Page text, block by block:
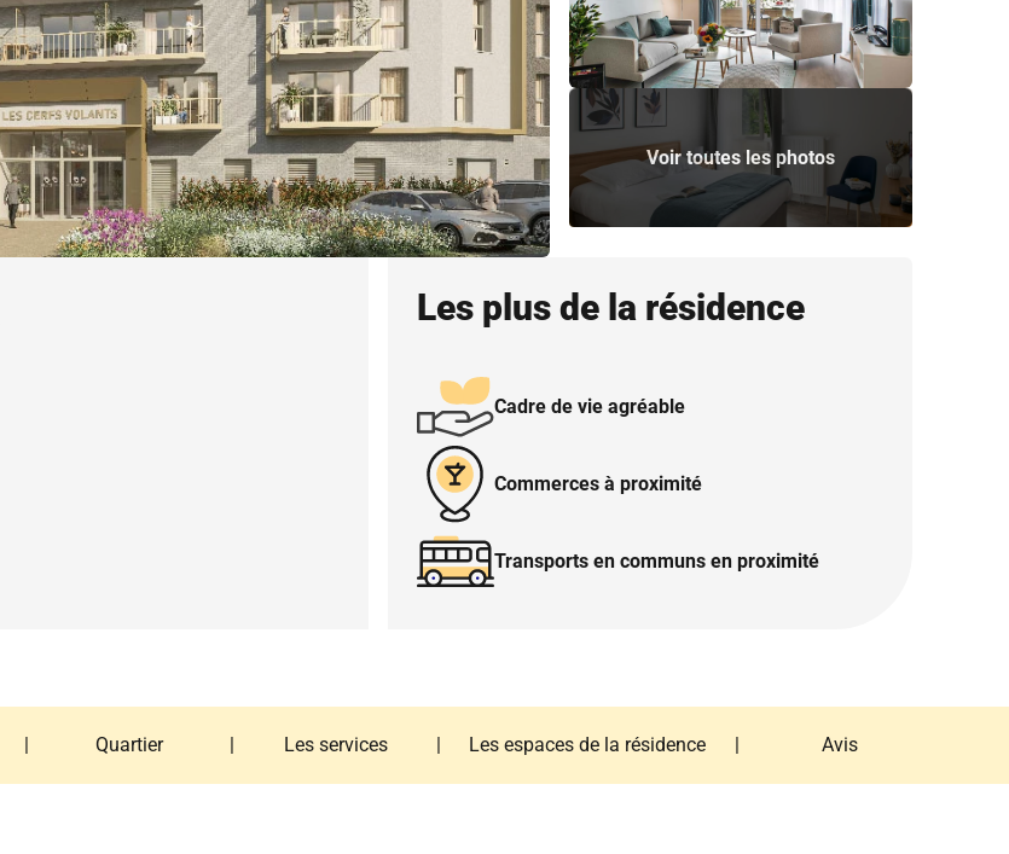
Voir toutes les photos
Les plus de la résidence
Cadre de vie agréable
Commerces à proximité
Transports en communs en proximité
|
Quartier
|
Les services
|
Les espaces de la résidence
|
Avis